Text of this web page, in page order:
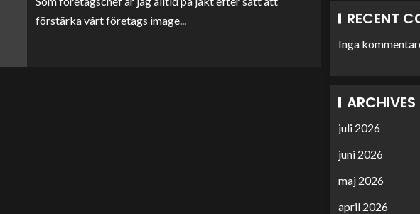
förstärka vårt företags image...
RECENT
Inga
ARCHIVES
juli 2026
juni 2026
maj 2026
april 2026